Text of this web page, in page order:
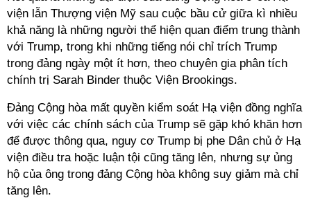
viện lẫn Thượng viện Mỹ sau cuộc bầu cử giữa kì nhiều
khả năng là những người thể hiện quan điểm trung thành
với Trump, trong khi những tiếng nói chỉ trích Trump
trong đảng ngày một ít hơn, theo chuyên gia phân tích
chính trị Sarah Binder thuộc Viện Brookings.
Đảng Cộng hòa mất quyền kiểm soát Hạ viện đồng nghĩa
với việc các chính sách của Trump sẽ gặp khó khăn hơn
để được thông qua, nguy cơ Trump bị phe Dân chủ ở Hạ
viện điều tra hoặc luận tội cũng tăng lên, nhưng sự ủng
hộ của ông trong đảng Cộng hòa không suy giảm mà chỉ
tăng lên.